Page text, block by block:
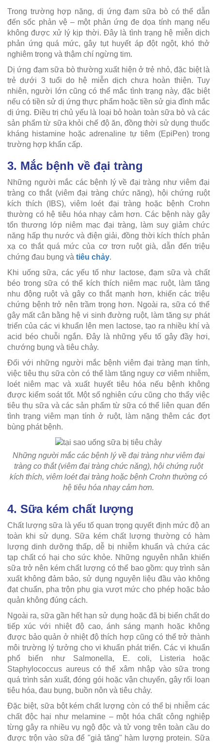
Trong trường hợp nặng, dị ứng đạm sữa bò có thể dẫn
đến sốc phản vệ – một phản ứng đe dọa tính mạng nếu
không được xử lý kịp thời. Đây là tình trạng hệ miễn dịch
phản ứng quá mức, gây tụt huyết áp đột ngột, khó thở
nghiêm trọng và thậm chí ngừng tim.
Dị ứng đạm sữa bò thường xuất hiện ở trẻ nhỏ, đặc biệt là
trẻ dưới 3 tuổi do hệ miễn dịch chưa hoàn thiện. Tuy
nhiên, người lớn cũng có thể mắc tình trạng này, đặc biệt
nếu có tiền sử dị ứng thực phẩm hoặc tiền sử gia đình mắc
dị ứng. Điều trị chủ yếu là loại bỏ hoàn toàn sữa bò và các
sản phẩm từ sữa khỏi chế độ ăn, đồng thời sử dụng thuốc
kháng histamine hoặc adrenaline tự tiêm (EpiPen) trong
trường hợp khẩn cấp.
3. Mắc bệnh về đại tràng
Những người mắc các bệnh lý về đại tràng như viêm đại
tràng co thắt (viêm đại tràng chức năng), hội chứng ruột
kích thích (IBS), viêm loét đại tràng hoặc bệnh Crohn
thường có hệ tiêu hóa nhạy cảm hơn. Các bệnh này gây
tổn thương lớp niêm mạc đại tràng, làm suy giảm chức
năng hấp thụ nước và điện giải, đồng thời kích thích phản
xạ co thắt quá mức của cơ trơn ruột già, dẫn đến triệu
chứng đau bụng và tiêu chảy.
Khi uống sữa, các yếu tố như lactose, đạm sữa và chất
béo trong sữa có thể kích thích niêm mạc ruột, làm tăng
nhu động ruột và gây co thắt mạnh hơn, khiến các triệu
chứng bệnh trở nên trầm trọng hơn. Ngoài ra, sữa có thể
gây mất cân bằng hệ vi sinh đường ruột, làm tăng sự phát
triển của các vi khuẩn lên men lactose, tạo ra nhiều khí và
acid béo chuỗi ngắn. Đây là những yếu tố gây đầy hơi,
chướng bụng và tiêu chảy.
Đối với những người mắc bệnh viêm đại tràng mạn tính,
việc tiêu thụ sữa còn có thể làm tăng nguy cơ viêm nhiễm,
loét niêm mạc và xuất huyết tiêu hóa nếu bệnh không
được kiểm soát tốt. Một số nghiên cứu cũng cho thấy việc
tiêu thụ sữa và các sản phẩm từ sữa có thể liên quan đến
tình trạng viêm mạn tính ở ruột, làm nặng thêm các đợt
bùng phát bệnh.
Những người mắc các bệnh lý về đại tràng như viêm đại
tràng co thắt (viêm đại tràng chức năng), hội chứng ruột
kích thích, viêm loét đại tràng hoặc bệnh Crohn thường có
hệ tiêu hóa nhạy cảm hơn.
4. Sữa kém chất lượng
Chất lượng sữa là yếu tố quan trọng quyết định mức độ an
toàn khi sử dụng. Sữa kém chất lượng thường có hàm
lượng dinh dưỡng thấp, dễ bị nhiễm khuẩn và chứa các
tạp chất có hại cho sức khỏe. Những nguyên nhân khiến
sữa trở nên kém chất lượng có thể bao gồm: quy trình sản
xuất không đảm bảo, sử dụng nguyên liệu đầu vào không
đạt chuẩn, pha trộn phụ gia vượt mức cho phép hoặc bảo
quản không đúng cách.
Ngoài ra, sữa gần hết hạn sử dụng hoặc đã bị biến chất do
tiếp xúc với nhiệt độ cao, ánh sáng mạnh hoặc không
được bảo quản ở nhiệt độ thích hợp cũng có thể trở thành
môi trường lý tưởng cho vi khuẩn phát triển. Các vi khuẩn
phổ biến như Salmonella, E. coli, Listeria hoặc
Staphylococcus aureus có thể xâm nhập vào sữa trong
quá trình sản xuất, đóng gói hoặc vận chuyển, gây rối loạn
tiêu hóa, đau bụng, buồn nôn và tiêu chảy.
Đặc biệt, sữa bột kém chất lượng còn có thể bị nhiễm các
chất độc hại như melamine – một hóa chất công nghiệp
từng gây ra nhiều vụ ngộ độc và tử vong trên toàn cầu do
được trộn vào sữa để "giả tăng" hàm lượng protein. Sữa